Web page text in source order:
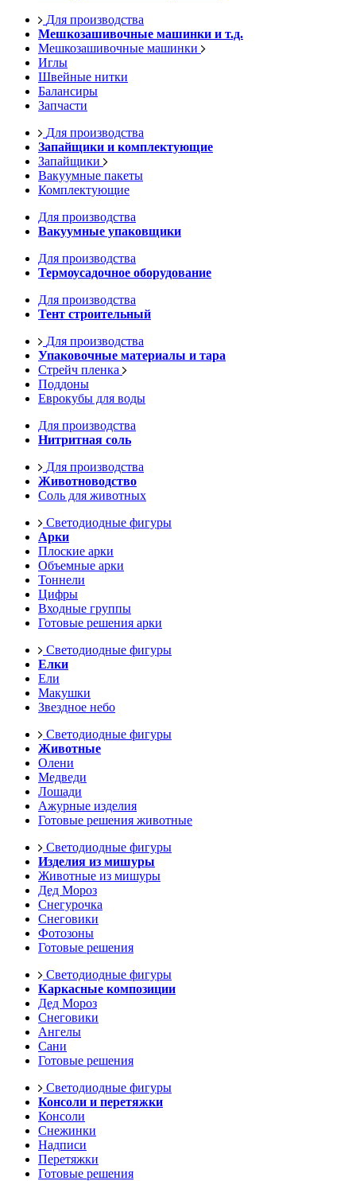
Для производства
Мешкозашивочные машинки и т.д.
Мешкозашивочные машинки
Иглы
Швейные нитки
Балансиры
Запчасти
Для производства
Запайщики и комплектующие
Запайщики
Вакуумные пакеты
Комплектующие
Для производства
Вакуумные упаковщики
Для производства
Термоусадочное оборудование
Для производства
Тент строительный
Для производства
Упаковочные материалы и тара
Стрейч пленка
Поддоны
Еврокубы для воды
Для производства
Нитритная соль
Для производства
Животноводство
Соль для животных
Светодиодные фигуры
Арки
Плоские арки
Объемные арки
Тоннели
Цифры
Входные группы
Готовые решения арки
Светодиодные фигуры
Елки
Ели
Макушки
Звездное небо
Светодиодные фигуры
Животные
Олени
Медведи
Лошади
Ажурные изделия
Готовые решения животные
Светодиодные фигуры
Изделия из мишуры
Животные из мишуры
Дед Мороз
Снегурочка
Снеговики
Фотозоны
Готовые решения
Светодиодные фигуры
Каркасные композиции
Дед Мороз
Снеговики
Ангелы
Сани
Готовые решения
Светодиодные фигуры
Консоли и перетяжки
Консоли
Снежинки
Надписи
Перетяжки
Готовые решения